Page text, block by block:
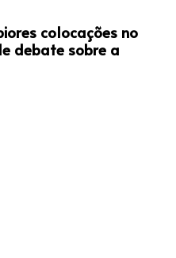
colocações no
debate sobre a